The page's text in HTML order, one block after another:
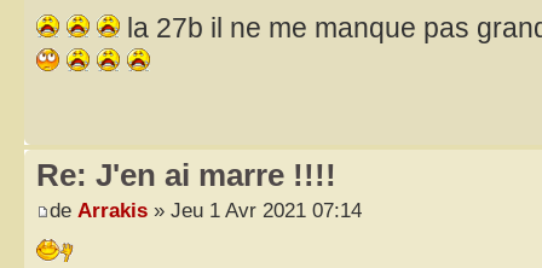
la 27b il ne me manque pas
Re: J'en ai marre !!!!
de Arrakis » Jeu 1 Avr 2021 07:14